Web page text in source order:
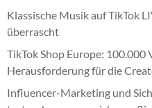
Klassische Musik auf TikTok
überrascht
TikTok Shop Europe: 100.000
Herausforderung für die
Influencer-Marketing und